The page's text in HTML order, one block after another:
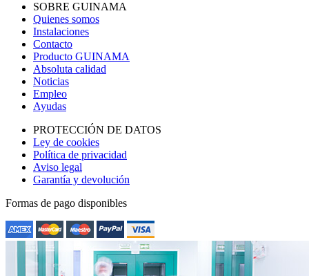
SOBRE GUINAMA
Quienes somos
Instalaciones
Contacto
Producto GUINAMA
Absoluta calidad
Noticias
Empleo
Ayudas
PROTECCIÓN DE DATOS
Ley de cookies
Política de privacidad
Aviso legal
Garantía y devolución
Formas de pago disponibles